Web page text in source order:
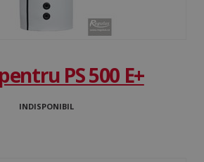
PS 500 E+
INDISPONIBIL